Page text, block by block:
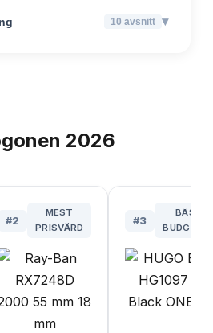
10 avsnitt ▾
2026
#2
MEST
PRISVÄRD
#3
BÄSTA